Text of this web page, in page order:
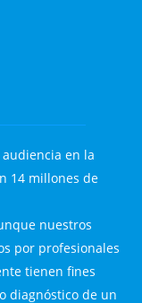
en la
14 millones de
nuestros
por profesionales
tienen fines
diagnóstico de un